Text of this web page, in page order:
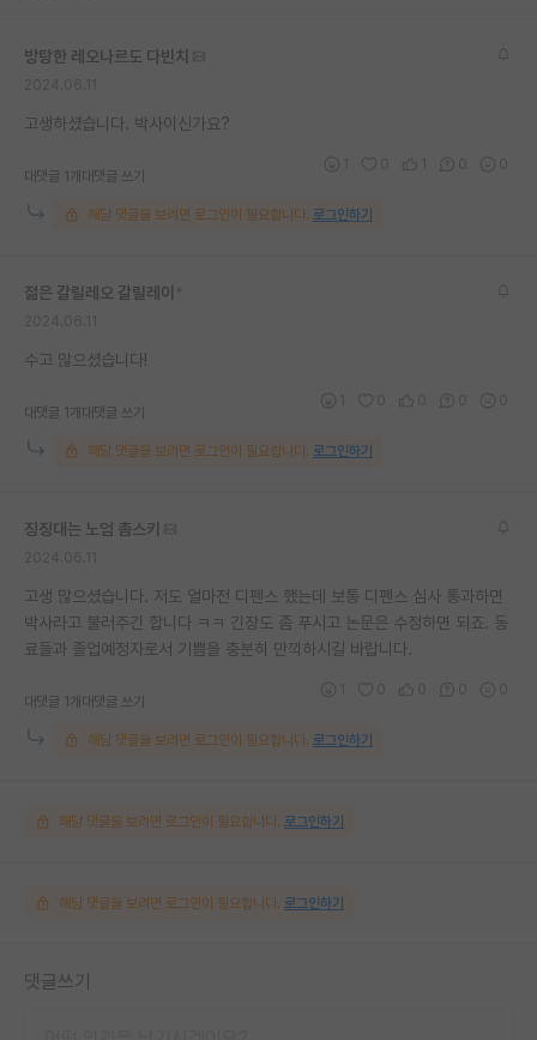
방탕한 레오나르도 다빈치
고생하셨습니다. 박사이신가요?
대댓글 1개 대댓글 쓰기
해당 댓글을 보려면 로그인이 필요합니다. 로그인하기
젊은 갈릴레오 갈릴레이
수고 많으셨습니다!
대댓글 1개 대댓글 쓰기
해당 댓글을 보려면 로그인이 필요합니다. 로그인하기
징징대는 노엄 촘스키
고생 많으셨습니다. 저도 얼마전 디펜스 했는데 보통 디펜스 심사 통과하면
박사라고 불러주긴 합니다 ㅋㅋ 긴장도 좀 푸시고 논문은 수정하면 되죠. 동
료들과 졸업예정자로서 기쁨을 충분히 만끽하시길 바랍니다.
대댓글 1개 대댓글 쓰기
해당 댓글을 보려면 로그인이 필요합니다. 로그인하기
해당 댓글을 보려면 로그인이 필요합니다. 로그인하기
해당 댓글을 보려면 로그인이 필요합니다. 로그인하기
댓글쓰기